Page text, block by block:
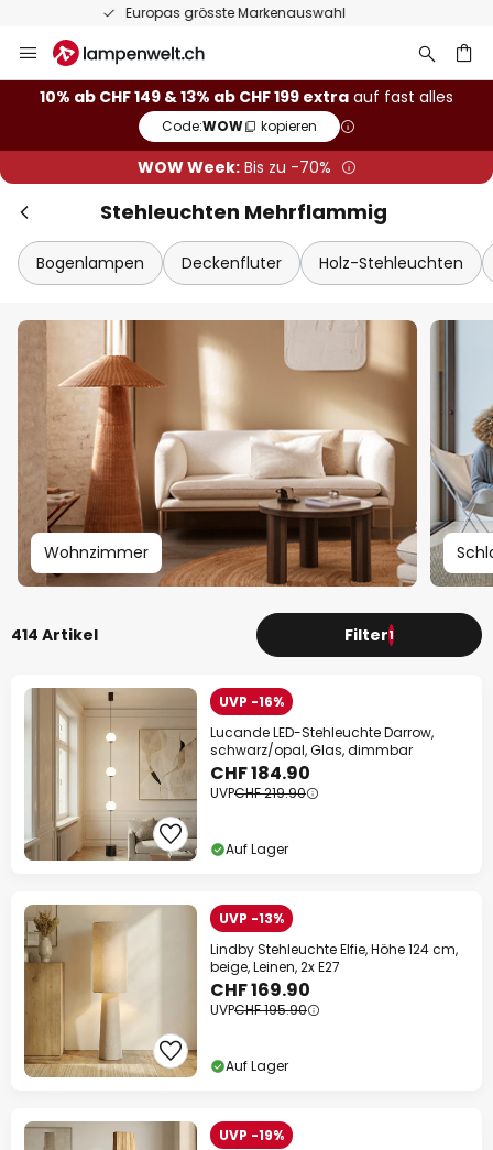
50 Tage kostenlose Retoure
Inhalt
springen
10% ab CHF 149 & 13% ab CHF 199 extra auf fast alles
Code:WOW kopieren
WOW Week:Bis zu -70%
Stehleuchten Mehrflammig
Bogenlampen Deckenfluter Holz-Stehleuchten
Wohnzimmer
414 Artikel Filter1
UVP -16%
Lucande LED-Stehleuchte Darrow,
schwarz/opal, Glas, dimmbar
CHF 184.90
UVPCHF 219.90
Auf Lager
UVP -13%
Lindby Stehleuchte Elfie, Höhe 124 cm,
beige, Leinen, 2x E27
CHF 169.90
UVPCHF 195.90
Auf Lager
UVP -19%
Extra Rabatt
10% Rabattab CHF 149
13% Rabattab CHF 199
Jetzt einlösen
*Ausgenommene Hersteller